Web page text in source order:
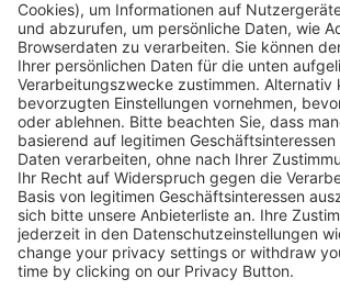
Kostenlose Rücksendung bis zu
Bestelleingang (innerhalb